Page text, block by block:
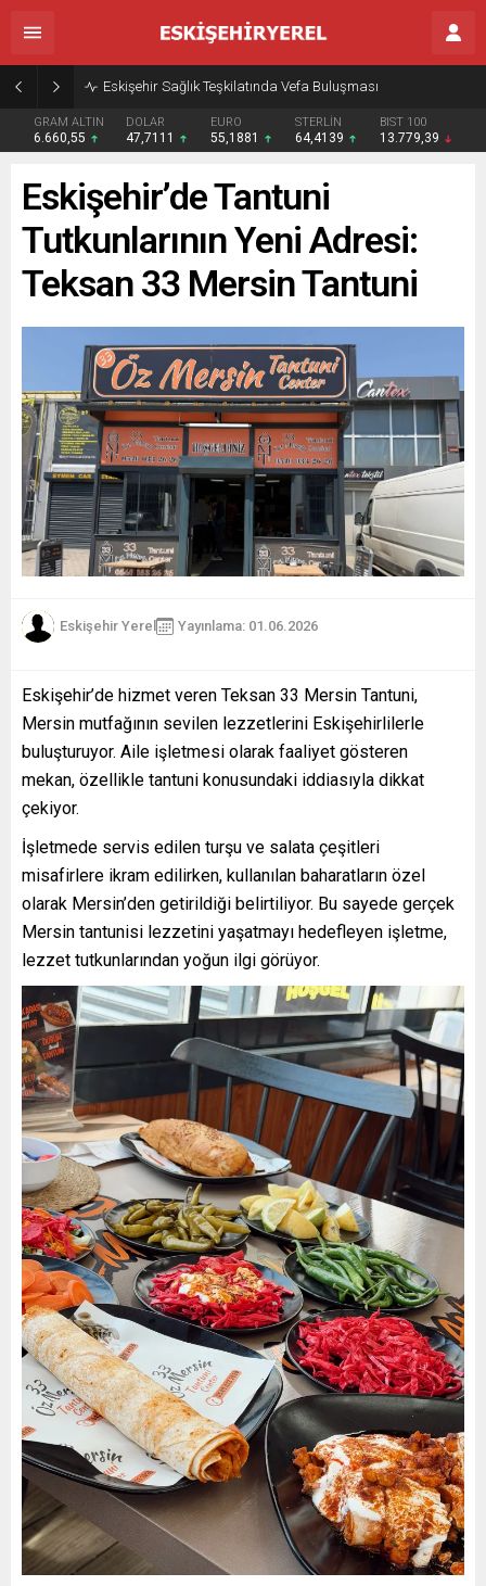
Eskişehir Sağlık Teşkilatında Vefa Buluşması
GRAM ALTIN
6.660,55
DOLAR
47,7111
EURO
55,1881
STERLİN
64,4139
BIST 100
13.779,39
Eskişehir’de Tantuni
Tutkunlarının Yeni Adresi:
Teksan 33 Mersin Tantuni
Eskişehir Yerel Yayınlama: 01.06.2026
Eskişehir’de hizmet veren Teksan 33 Mersin Tantuni,
Mersin mutfağının sevilen lezzetlerini Eskişehirlilerle
buluşturuyor. Aile işletmesi olarak faaliyet gösteren
mekan, özellikle tantuni konusundaki iddiasıyla dikkat
çekiyor.
İşletmede servis edilen turşu ve salata çeşitleri
misafirlere ikram edilirken, kullanılan baharatların özel
olarak Mersin’den getirildiği belirtiliyor. Bu sayede gerçek
Mersin tantunisi lezzetini yaşatmayı hedefleyen işletme,
lezzet tutkunlarından yoğun ilgi görüyor.